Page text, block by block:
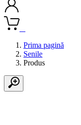
Prima pagină
Senile
Produs